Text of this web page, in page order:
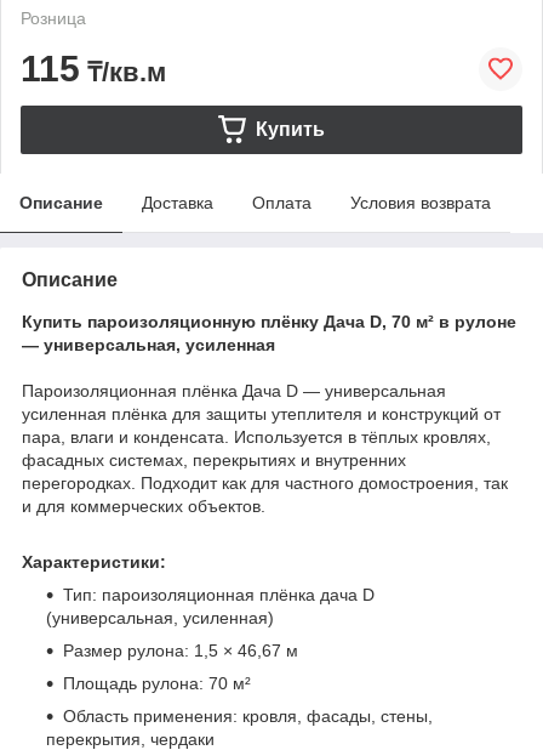
Розница
115 ₸/кв.м
Купить
Описание Доставка Оплата Условия возврата
Описание
Купить пароизоляционную плёнку Дача D, 70 м² в рулоне
— универсальная, усиленная
Пароизоляционная плёнка Дача D — универсальная
усиленная плёнка для защиты утеплителя и конструкций от
пара, влаги и конденсата. Используется в тёплых кровлях,
фасадных системах, перекрытиях и внутренних
перегородках. Подходит как для частного домостроения, так
и для коммерческих объектов.
Характеристики:
Тип: пароизоляционная плёнка дача D
(универсальная, усиленная)
Размер рулона: 1,5 × 46,67 м
Площадь рулона: 70 м²
Область применения: кровля, фасады, стены,
перекрытия, чердаки